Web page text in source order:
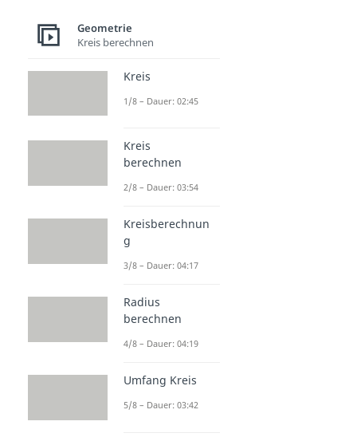
Geometrie
Kreis berechnen
Kreis
1/8 – Dauer: 02:45
Kreis
berechnen
2/8 – Dauer: 03:54
Kreisberechnun
g
3/8 – Dauer: 04:17
Radius
berechnen
4/8 – Dauer: 04:19
Umfang Kreis
5/8 – Dauer: 03:42